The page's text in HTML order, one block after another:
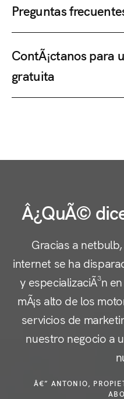
Preguntas
ContÃ¡ctanos para
gratuita
Â¿QuÃ©
Gracias a
internet se ha
y especializaciÃ³n
mÃ¡s alto de los
servicios de
nuestro negocio a
Â€” ANTONIO,